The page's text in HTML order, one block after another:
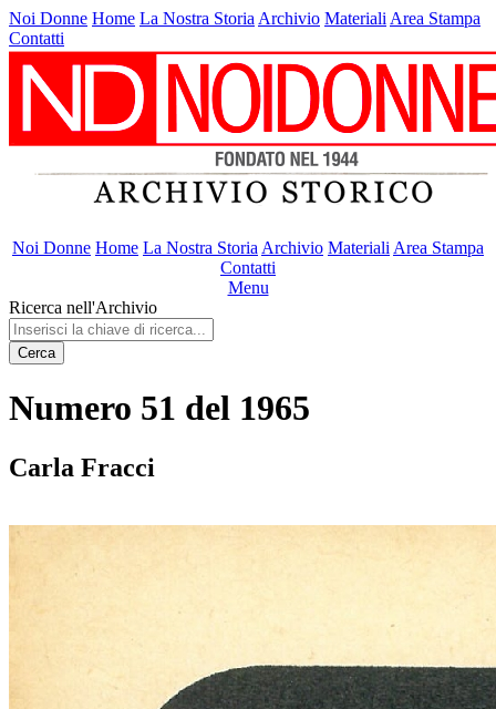
Noi Donne Home La Nostra Storia Archivio Materiali Area Stampa
Contatti
Noi Donne Home La Nostra Storia Archivio Materiali Area Stampa
Contatti
Menu
Ricerca nell'Archivio
Cerca
Numero 51 del 1965
Carla Fracci